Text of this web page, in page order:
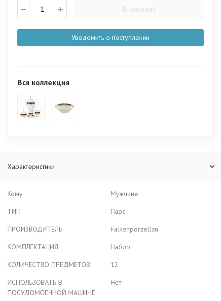
В корзину
Уведомить о поступлении
Вся коллекция
Характеристики
Кому
Мужчине
ТИП
Пара
ПРОИЗВОДИТЕЛЬ
Falkenporzellan
КОМПЛЕКТАЦИЯ
Набор
КОЛИЧЕСТВО ПРЕДМЕТОВ
12
ИСПОЛЬЗОВАТЬ В
ПОСУДОМОЕЧНОЙ МАШИНЕ
Нет